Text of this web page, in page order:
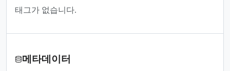
태그가 없습니다.
메타데이터